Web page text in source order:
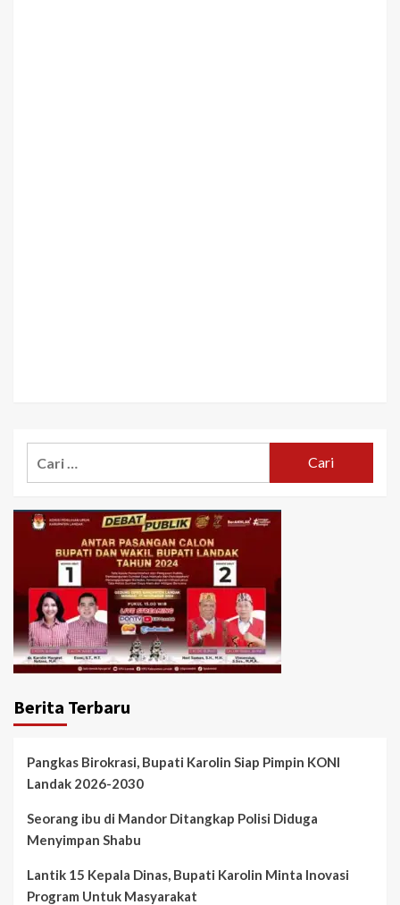
Berita Terbaru
Pangkas Birokrasi, Bupati Karolin Siap Pimpin KONI
Landak 2026-2030
Seorang ibu di Mandor Ditangkap Polisi Diduga
Menyimpan Shabu
Lantik 15 Kepala Dinas, Bupati Karolin Minta Inovasi
Program Untuk Masyarakat